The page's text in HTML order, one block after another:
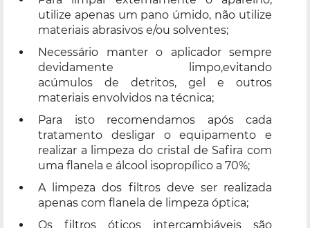
utilize apenas um pano úmido, não utilize
materiais abrasivos e/ou solventes;
Necessário manter o aplicador sempre
devidamente limpo,evitando
acúmulos de detritos, gel e outros
materiais envolvidos na técnica;
Para isto recomendamos após cada
tratamento desligar o equipamento e
realizar a limpeza do cristal de Safira com
uma flanela e álcool isopropílico a 70%;
A limpeza dos filtros deve ser realizada
apenas com flanela de limpeza óptica;
Os filtros óticos intercambiáveis são